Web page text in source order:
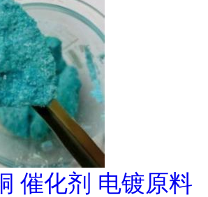
催化剂 电镀原料